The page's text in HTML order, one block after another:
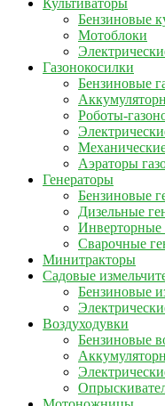
Культиваторы
Бензиновые
Мотоблоки
Газонокосилки
Бензиновые
Роботы-
Аэраторы
Генераторы
Бензиновые
Дизельные
Инверторные
Сварочные
Минитракторы
Садовые
Бензиновые
Воздуходувки
Бензиновые